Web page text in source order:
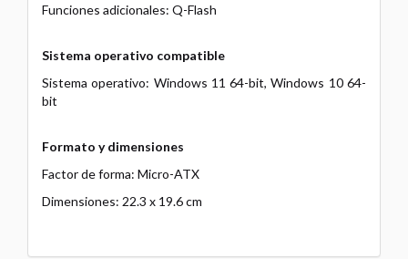
Funciones adicionales: Q-Flash
Sistema operativo compatible
Sistema operativo: Windows 11 64-bit, Windows 10 64-
bit
Formato y dimensiones
Factor de forma: Micro-ATX
Dimensiones: 22.3 x 19.6 cm